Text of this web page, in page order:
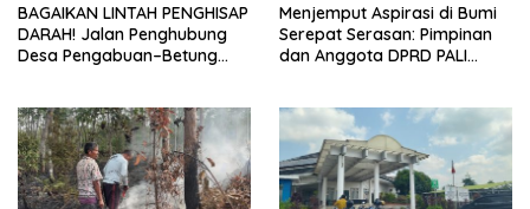
BAGAIKAN LINTAH PENGHISAP
DARAH! Jalan Penghubung
Desa Pengabuan–Betung
Kerok
Menjemput Aspirasi di Bumi
Serepat Serasan: Pimpinan
dan Anggota DPRD PALI
Melalui Reses Ke-2 Tahun
2026